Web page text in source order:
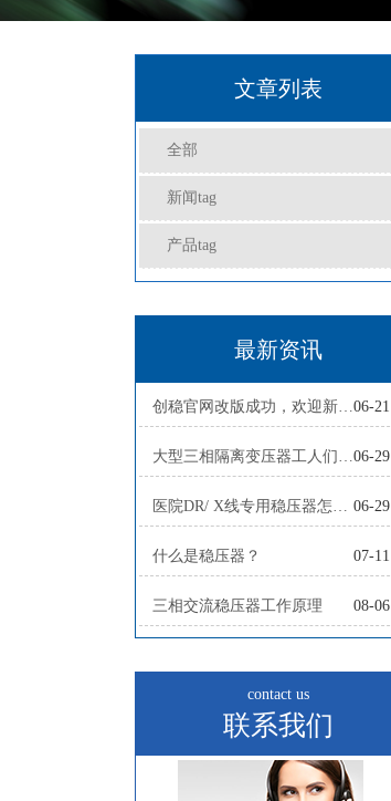
文章列表
全部
新闻tag
产品tag
最新资讯
创稳官网改版成功，欢迎新老客户06-21
大型三相隔离变压器工人们正在赶制06-29
医院DR/ X线专用稳压器怎么配？ 06-29
什么是稳压器？ 07-11
三相交流稳压器工作原理 08-06
contact us
联系我们